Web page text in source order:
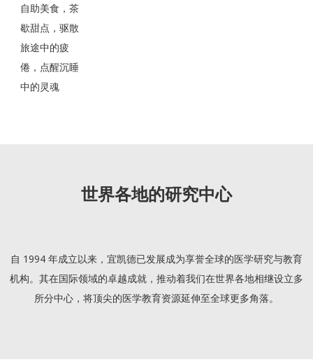
自助美食，茶
歇甜点，驱散
旅途中的疲
倦，点醒沉睡
中的灵魂
世界各地的研究中心
自 1994 年成立以来，宜凯德已发展成为享誉全球的医学研究与教育
机构。其在国际领域的卓越成就，推动着我们在世界各地相继设立多
所分中心，将顶尖的医学教育资源延伸至全球更多角落。